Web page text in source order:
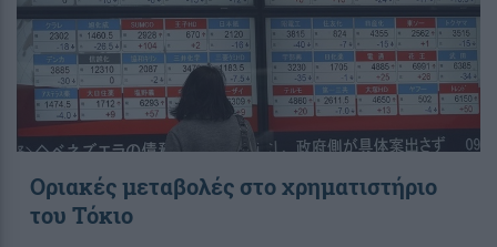
Οριακές μεταβολές στο χρηματιστήριο
του Τόκιο